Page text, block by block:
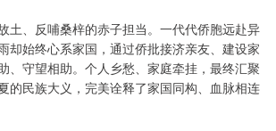
土、反哺桑梓的赤子担当。一代代侨胞远赴异
却始终心系家国，通过侨批接济亲友、建设家
、守望相助。个人乡愁、家庭牵挂，最终汇聚
的民族大义，完美诠释了家国同构、血脉相连